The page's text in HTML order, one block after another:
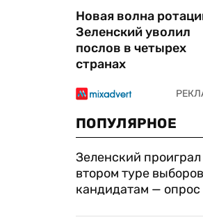
Новая волна
Зеленский уволил
послов в четырех
странах
ПОПУЛЯРНОЕ
Зеленский
втором туре
кандидатам — опрос